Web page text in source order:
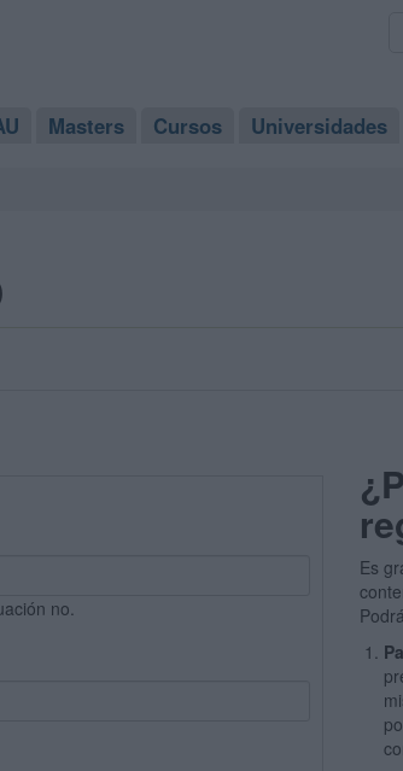
Masters Cursos Universidades
no.
Es